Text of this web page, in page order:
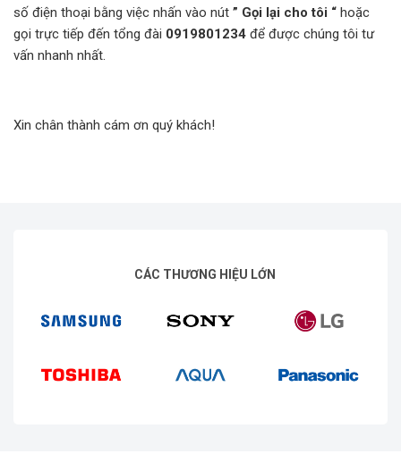
số điện thoại bằng việc nhấn vào nút ” Gọi lại cho tôi “ hoặc
gọi trực tiếp đến tổng đài 0919801234 để được chúng tôi tư
vấn nhanh nhất.
Xin chân thành cám ơn quý khách!
CÁC THƯƠNG HIỆU LỚN